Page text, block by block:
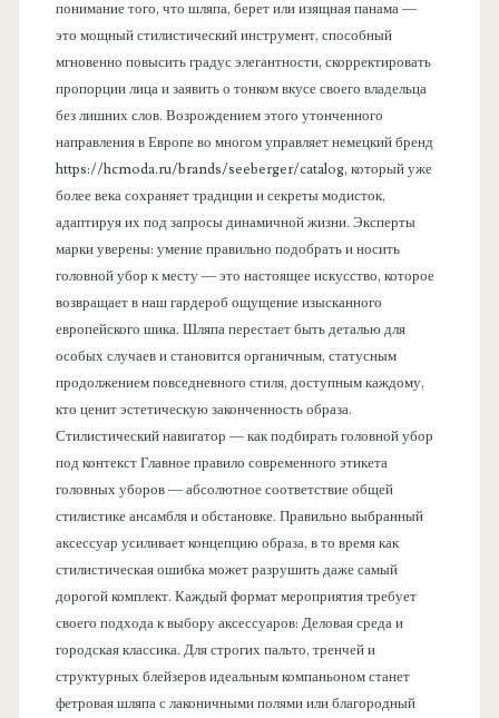
понимание того, что шляпа, берет или изящная панама —
это мощный стилистический инструмент, способный
мгновенно повысить градус элегантности, скорректировать
пропорции лица и заявить о тонком вкусе своего владельца
без лишних слов. Возрождением этого утонченного
направления в Европе во многом управляет немецкий бренд
https://hcmoda.ru/brands/seeberger/catalog, который уже
более века сохраняет традиции и секреты модисток,
адаптируя их под запросы динамичной жизни. Эксперты
марки уверены: умение правильно подобрать и носить
головной убор к месту — это настоящее искусство, которое
возвращает в наш гардероб ощущение изысканного
европейского шика. Шляпа перестает быть деталью для
особых случаев и становится органичным, статусным
продолжением повседневного стиля, доступным каждому,
кто ценит эстетическую законченность образа.
Стилистический навигатор — как подбирать головной убор
под контекст Главное правило современного этикета
головных уборов — абсолютное соответствие общей
стилистике ансамбля и обстановке. Правильно выбранный
аксессуар усиливает концепцию образа, в то время как
стилистическая ошибка может разрушить даже самый
дорогой комплект. Каждый формат мероприятия требует
своего подхода к выбору аксессуаров: Деловая среда и
городская классика. Для строгих пальто, тренчей и
структурных блейзеров идеальным компаньоном станет
фетровая шляпа с лаконичными полями или благородный